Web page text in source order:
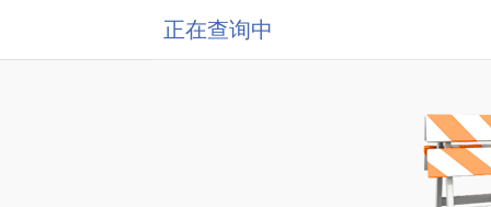
正在查询中